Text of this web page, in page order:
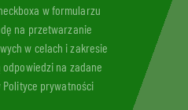
w formularzu
na przetwarzanie
w celach i zakresie
na zadane
prywatności